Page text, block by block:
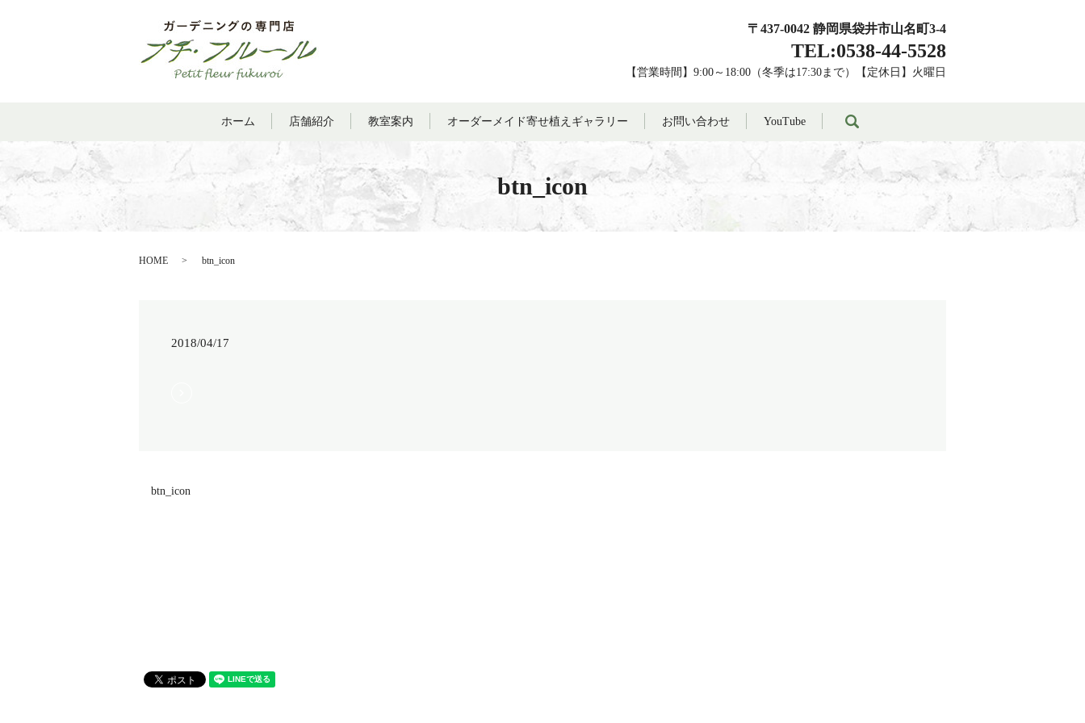
〒437-0042 静岡県袋井市山名町3-4
TEL:0538-44-5528
【営業時間】9:00～18:00（冬季は17:30まで）【定休日】火曜日
ホーム 店舗紹介 教室案内 オーダーメイド寄せ植えギャラリー お問い合わせ YouTube
btn_icon
HOME btn_icon
2018/04/17
btn_icon